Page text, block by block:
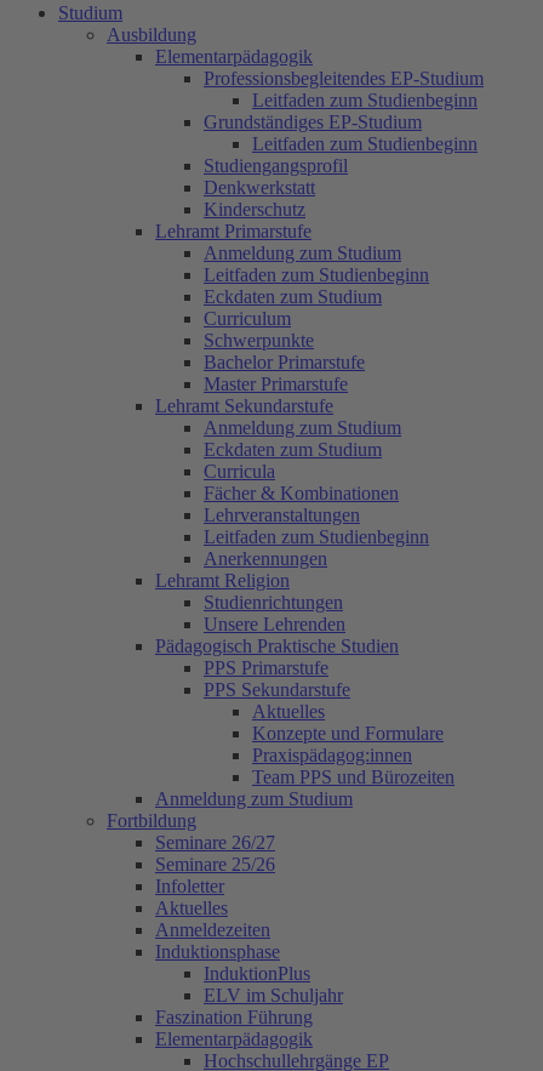
Studium
Ausbildung
Elementarpädagogik
Professionsbegleitendes EP-Studium
Leitfaden zum Studienbeginn
Grundständiges EP-Studium
Leitfaden zum Studienbeginn
Studiengangsprofil
Denkwerkstatt
Kinderschutz
Lehramt Primarstufe
Anmeldung zum Studium
Leitfaden zum Studienbeginn
Eckdaten zum Studium
Curriculum
Schwerpunkte
Bachelor Primarstufe
Master Primarstufe
Lehramt Sekundarstufe
Anmeldung zum Studium
Eckdaten zum Studium
Curricula
Fächer & Kombinationen
Lehrveranstaltungen
Leitfaden zum Studienbeginn
Anerkennungen
Lehramt Religion
Studienrichtungen
Unsere Lehrenden
Pädagogisch Praktische Studien
PPS Primarstufe
PPS Sekundarstufe
Aktuelles
Konzepte und Formulare
Praxispädagog:innen
Team PPS und Bürozeiten
Anmeldung zum Studium
Fortbildung
Seminare 26/27
Seminare 25/26
Infoletter
Aktuelles
Anmeldezeiten
Induktionsphase
InduktionPlus
ELV im Schuljahr
Faszination Führung
Elementarpädagogik
Hochschullehrgänge EP